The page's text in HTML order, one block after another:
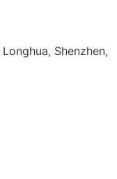
Shenzhen,